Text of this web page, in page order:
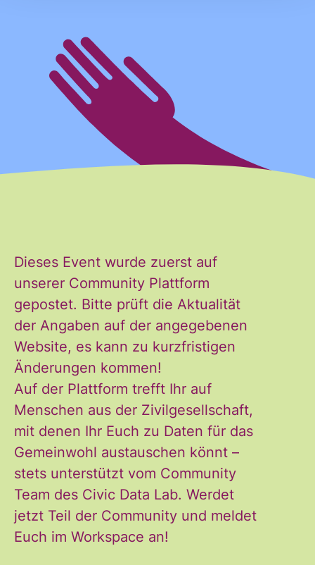
Dieses Event wurde zuerst auf
unserer Community Plattform
gepostet. Bitte prüft die Aktualität
der Angaben auf der angegebenen
Website, es kann zu kurzfristigen
Änderungen kommen!
Auf der Plattform trefft Ihr auf
Menschen aus der Zivilgesellschaft,
mit denen Ihr Euch zu Daten für das
Gemeinwohl austauschen könnt –
stets unterstützt vom Community
Team des Civic Data Lab. Werdet
jetzt Teil der Community und meldet
Euch im Workspace an!
des Civic Data Lab per E-Mail
erhalten. Diese Einwilligung
kann ich jederzeit widerrufen.
Ich habe die Hinweise zum
Widerruf und der Verarbeitung
der Daten in den
Datenschutzvereinbarungen
ANMELDEN